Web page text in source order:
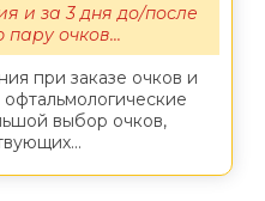
при заказе очков и
выбор очков,
и за 3 дня до/после
пару очков...